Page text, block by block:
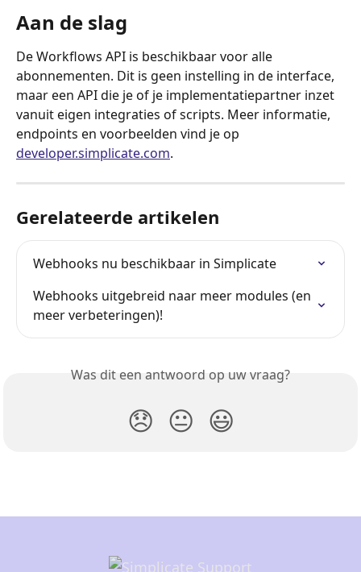
Aan de slag
De Workflows API is beschikbaar voor alle
abonnementen. Dit is geen instelling in de interface,
maar een API die je of je implementatiepartner inzet
vanuit eigen integraties of scripts. Meer informatie,
endpoints en voorbeelden vind je op
developer.simplicate.com.
Gerelateerde artikelen
Webhooks nu beschikbaar in Simplicate
Webhooks uitgebreid naar meer modules (en
meer verbeteringen)!
Was dit een antwoord op uw vraag?
😞 😐 😃